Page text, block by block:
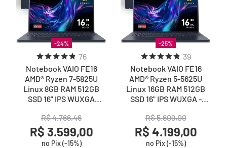
-24%
76
Notebook VAIO FE16
AMD® Ryzen 7-5825U
Linux 8GB RAM 512GB
SSD 16" IPS WUXGA
Grafite
R$4.766,46
R$ 3.599,00
no Pix (-15%)
-25%
39
Notebook VAIO FE16
AMD® Ryzen 5-5625U
Linux 16GB RAM 512GB
SSD 16" IPS WUXGA -
R$5.609,00
R$ 4.199,00
no Pix (-15%)